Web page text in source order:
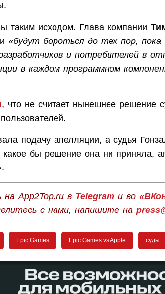
таким исходом. Глава компании
«будут бороться до тех пор,
и потребителей в
в каждом программном
, что не считает нынешнее решение
подачу апелляции, а судья
какое бы решение она ни приняла,
App2Top.ru в Telegramи во
с нами, напишите на
Epic Games Epic Games vs Apple суды